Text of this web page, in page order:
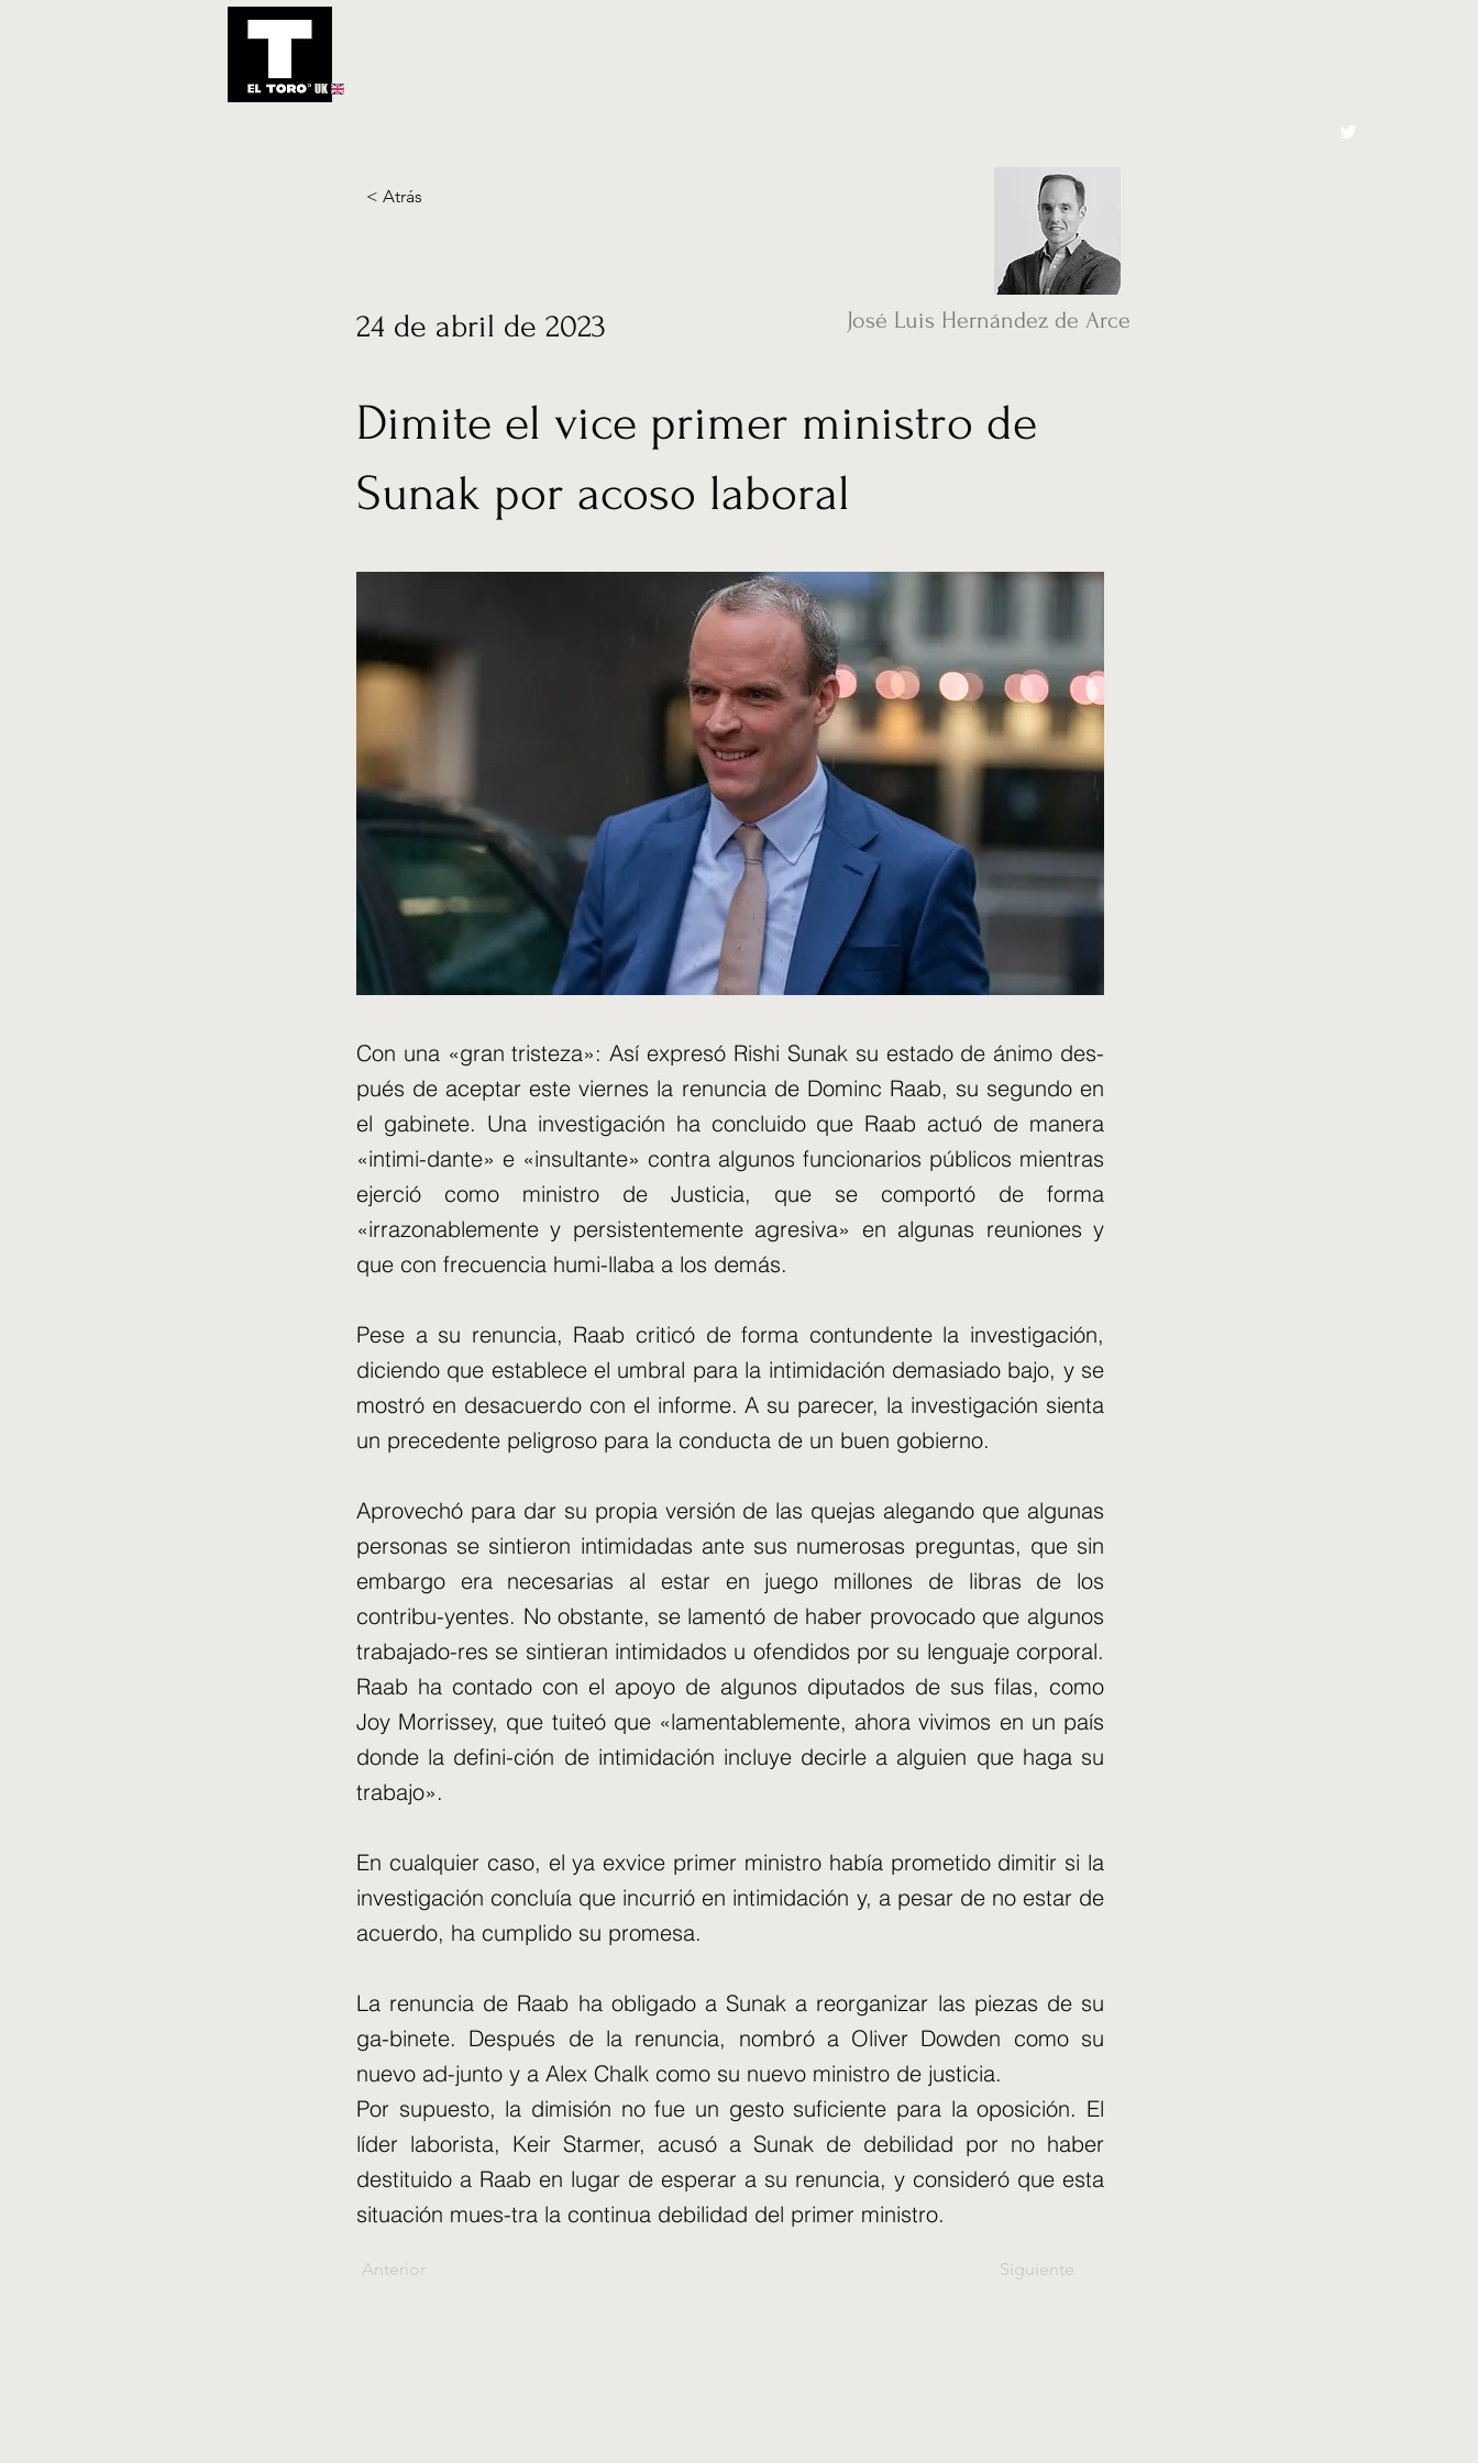
UK
< Atrás
24 de abril de 2023 José Luis Hernández de Arce
Dimite el vice primer ministro de
Sunak por acoso laboral
Con una «gran tristeza»: Así expresó Rishi Sunak su estado de ánimo des-
pués de aceptar este viernes la renuncia de Dominc Raab, su segundo en
el gabinete. Una investigación ha concluido que Raab actuó de manera
«intimi-dante» e «insultante» contra algunos funcionarios públicos mientras
ejerció como ministro de Justicia, que se comportó de forma
«irrazonablemente y persistentemente agresiva» en algunas reuniones y
que con frecuencia humi-llaba a los demás.
Pese a su renuncia, Raab criticó de forma contundente la investigación,
diciendo que establece el umbral para la intimidación demasiado bajo, y se
mostró en desacuerdo con el informe. A su parecer, la investigación sienta
un precedente peligroso para la conducta de un buen gobierno.
Aprovechó para dar su propia versión de las quejas alegando que algunas
personas se sintieron intimidadas ante sus numerosas preguntas, que sin
embargo era necesarias al estar en juego millones de libras de los
contribu-yentes. No obstante, se lamentó de haber provocado que algunos
trabajado-res se sintieran intimidados u ofendidos por su lenguaje corporal.
Raab ha contado con el apoyo de algunos diputados de sus filas, como
Joy Morrissey, que tuiteó que «lamentablemente, ahora vivimos en un país
donde la defini-ción de intimidación incluye decirle a alguien que haga su
trabajo».
En cualquier caso, el ya exvice primer ministro había prometido dimitir si la
investigación concluía que incurrió en intimidación y, a pesar de no estar de
acuerdo, ha cumplido su promesa.
La renuncia de Raab ha obligado a Sunak a reorganizar las piezas de su
ga-binete. Después de la renuncia, nombró a Oliver Dowden como su
nuevo ad-junto y a Alex Chalk como su nuevo ministro de justicia.
Por supuesto, la dimisión no fue un gesto suficiente para la oposición. El
líder laborista, Keir Starmer, acusó a Sunak de debilidad por no haber
destituido a Raab en lugar de esperar a su renuncia, y consideró que esta
situación mues-tra la continua debilidad del primer ministro.
Anterior Siguiente